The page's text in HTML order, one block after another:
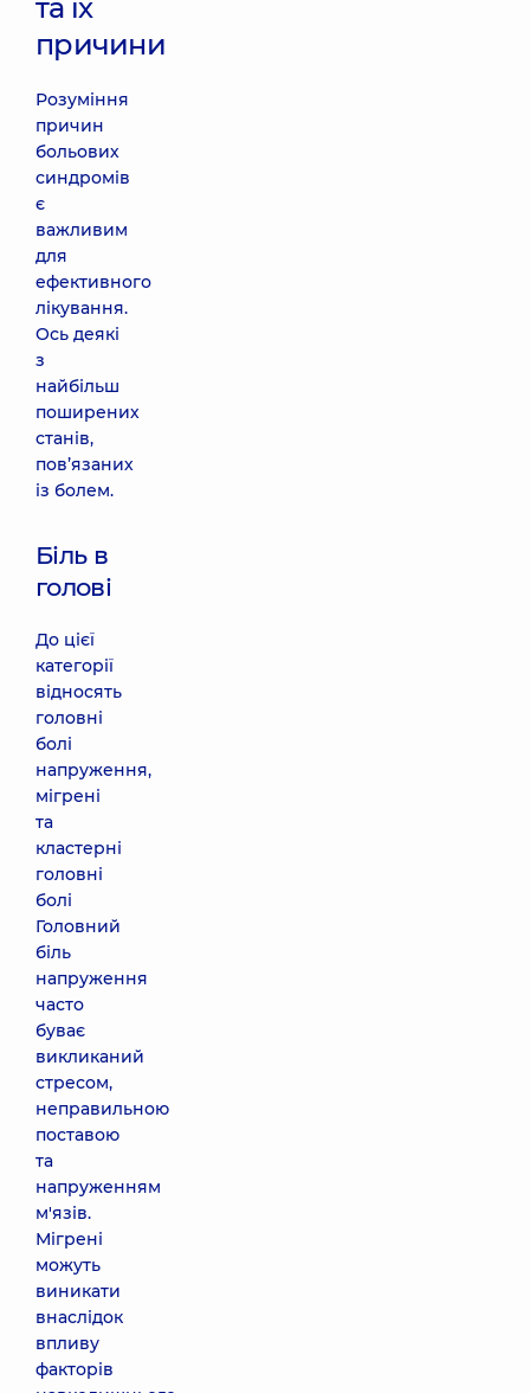
та їх
причини
Розуміння
причин
больових
синдромів
є
важливим
для
ефективного
лікування.
Ось деякі
з
найбільш
поширених
станів,
пов’язаних
із болем.
Біль в
голові
До цієї
категорії
відносять
головні
болі
напруження,
мігрені
та
кластерні
головні
болі
Головний
біль
напруження
часто
буває
викликаний
стресом,
неправильною
поставою
та
напруженням
м'язів.
Мігрені
можуть
виникати
внаслідок
впливу
факторів